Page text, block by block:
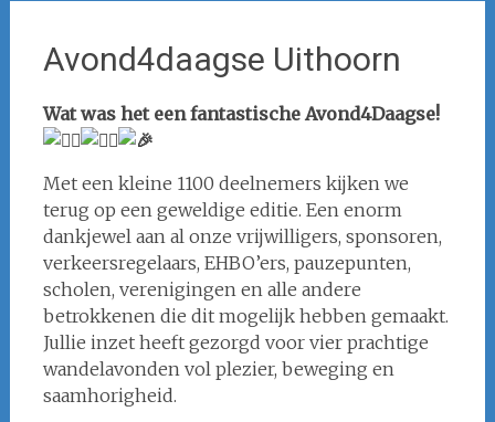
Avond4daagse Uithoorn
Wat was het een fantastische Avond4Daagse!
Met een kleine 1100 deelnemers kijken we
terug op een geweldige editie. Een enorm
dankjewel aan al onze vrijwilligers, sponsoren,
verkeersregelaars, EHBO’ers, pauzepunten,
scholen, verenigingen en alle andere
betrokkenen die dit mogelijk hebben gemaakt.
Jullie inzet heeft gezorgd voor vier prachtige
wandelavonden vol plezier, beweging en
saamhorigheid.